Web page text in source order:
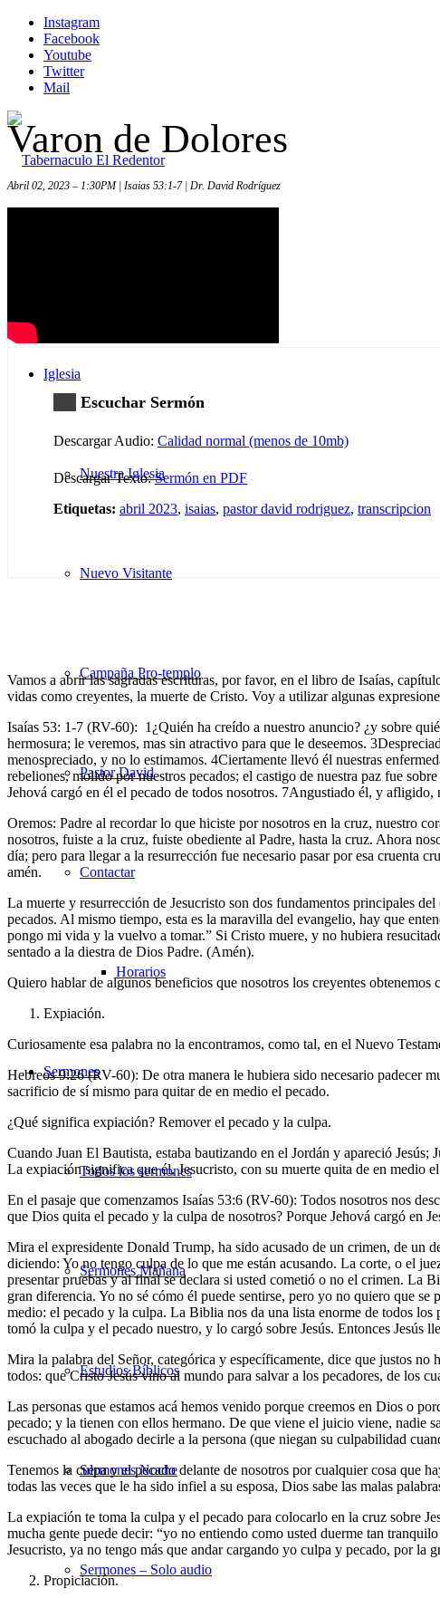
Instagram
Facebook
Youtube
Twitter
Mail
Iglesia
Nuestra Iglesia
Nuevo Visitante
Campaña Pro-templo
Pastor David
Contactar
Horarios
Sermones
Todos los sermones
Sermones Mañana
Estudios Bíblicos
Sermones Noche
Sermones – Solo audio
Varon de Dolores
Abril 02, 2023 – 1:30PM | Isaias 53:1-7 | Dr. David Rodríguez
Escuchar Sermón
Descargar Audio: Calidad normal (menos de 10mb)
Descargar Texto:Sermón en PDF
Etiquetas: abril 2023, isaias, pastor david rodriguez, transcripcion
Vamos a abrir las sagradas escrituras, por favor, en el libro de Isaías,
vidas como creyentes, la muerte de Cristo. Voy a utilizar algunas
Isaías 53: 1-7 (RV-60): 1¿Quién ha creído a nuestro anuncio? ¿y sobre
hermosura; le veremos, mas sin atractivo para que le deseemos.
menospreciado, y no lo estimamos. 4Ciertamente llevó él nuestras
rebeliones, molido por nuestros pecados; el castigo de nuestra paz fue
Jehová cargó en él el pecado de todos nosotros. 7Angustiado él, y
Oremos: Padre al recordar lo que hiciste por nosotros en la cruz, nuestro
nosotros, fuiste a la cruz, fuiste obediente al Padre, hasta la cruz. Ahora
día; pero para llegar a la resurrección fue necesario pasar por esa cruenta
amén.
La muerte y resurrección de Jesucristo son dos fundamentos principales
pecados. Al mismo tiempo, esta es la maravilla del evangelio, hay que
pongo mi vida y la vuelvo a tomar.” Si Cristo muere, y no hubiera
sentado a la diestra de Dios Padre. (Amén).
Quiero hablar de algunos beneficios que nosotros los creyentes obtenemos
Expiación.
Curiosamente esa palabra no la encontramos, como tal, en el Nuevo
Hebreos 9:26 (RV-60): De otra manera le hubiera sido necesario padecer
sacrificio de sí mismo para quitar de en medio el pecado.
¿Qué significa expiación? Remover el pecado y la culpa.
Cuando Juan El Bautista, estaba bautizando en el Jordán y apareció
La expiación significa que él, Jesucristo, con su muerte quita de en medio
En el pasaje que comenzamos Isaías 53:6 (RV-60): Todos nosotros nos
que Dios quita el pecado y la culpa de nosotros? Porque Jehová cargó en
Mira el expresidente Donald Trump, ha sido acusado de un crimen, de un
diciendo: Yo no tengo culpa de lo que me están acusando. La corte, o el
presentar pruebas y al final se declara si usted cometió o no el crimen. La
gran diferencia. Yo no sé cómo él puede sentirse, pero yo no quiero que se
medio: el pecado y la culpa. La Biblia nos da una lista enorme de todos
tomó la culpa y el pecado nuestro, y lo cargó sobre Jesús. Entonces Jesús
Mira la palabra del Señor, categórica y específicamente, dice que justos
todos: que Cristo Jesús vino al mundo para salvar a los pecadores, de los
Las personas que estamos acá hemos venido porque creemos en Dios o
pecado; y la tienen con ellos hermano. De que viene el juicio viene, nadie
escuchado al abogado decirle a la persona (que niegan su culpabilidad
Tenemos la culpa y el pecado delante de nosotros por cualquier cosa que
todas las veces que le ha sido infiel a su esposa, Dios sabe las malas
La expiación te toma la culpa y el pecado para colocarlo en la cruz sobre
mucha gente puede decir: “yo no entiendo como usted duerme tan
Jesucristo, ya no tengo más que andar cargando yo culpa y pecado, por la
Propiciación.